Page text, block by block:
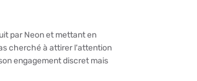
par Neon et mettant en
cherché à attirer l'attention
engagement discret mais